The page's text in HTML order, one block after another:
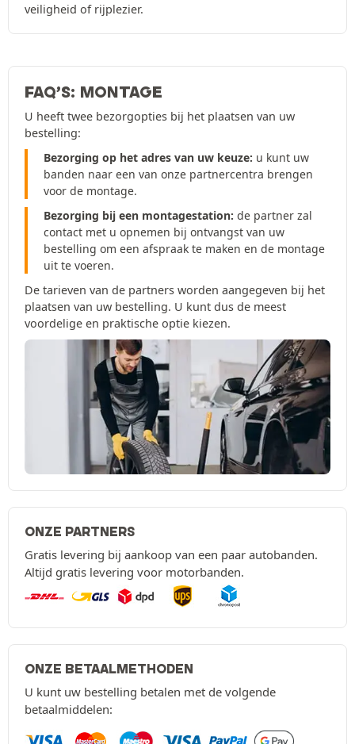
veiligheid of rijplezier.
FAQ’S: MONTAGE
U heeft twee bezorgopties bij het plaatsen van uw
bestelling:
Bezorging op het adres van uw keuze: u kunt uw
banden naar een van onze partnercentra brengen
voor de montage.
Bezorging bij een montagestation: de partner zal
contact met u opnemen bij ontvangst van uw
bestelling om een afspraak te maken en de montage
uit te voeren.
De tarieven van de partners worden aangegeven bij het
plaatsen van uw bestelling. U kunt dus de meest
voordelige en praktische optie kiezen.
ONZE PARTNERS
Gratis levering bij aankoop van een paar autobanden.
Altijd gratis levering voor motorbanden.
ONZE BETAALMETHODEN
U kunt uw bestelling betalen met de volgende
betaalmiddelen: